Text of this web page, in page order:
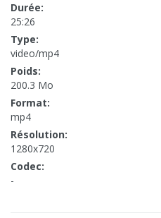
Durée:
25:26
Type:
video/mp4
Poids:
200.3 Mo
Format:
mp4
Résolution:
1280x720
Codec:
-